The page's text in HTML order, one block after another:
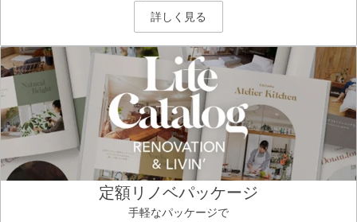
詳しく見る
定額リノベパッケージ
手軽なパッケージで